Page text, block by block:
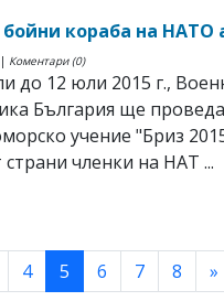
кораба на НАТО
Коментари (0)
до 12 юли 2015 г.,
България ще
учение "Бриз
членки на НАТ ...
4 5(current)
6 7 8 »